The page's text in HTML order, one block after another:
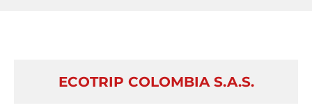
ECOTRIP COLOMBIA S.A.S.